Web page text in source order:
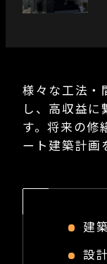
様々な工法・
し、高収益
す。将来の修
ート建築計画
建
設